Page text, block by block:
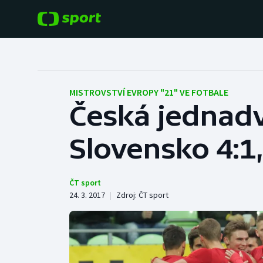
Hokej
Tenis
Cyklistika
Baseball a softbal
Basketbal
Boby a skeleton
Box
MISTROVSTVÍ EVROPY "21" VE FOTBALE
Česká
Slovensko
ČT sport
24. 3. 2017 | Zdroj: ČT sport